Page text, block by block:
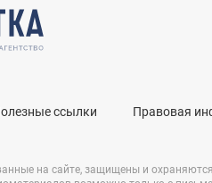
ссылки Правовая
на сайте, защищены и